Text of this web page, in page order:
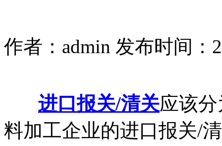
作者：admin 发布时间：
进口报关/清关应该
料加工企业的进口报关/